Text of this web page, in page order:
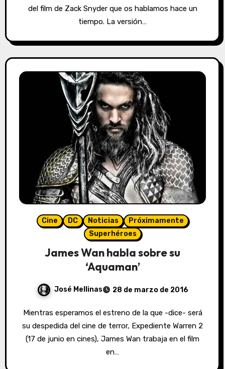
del film de Zack Snyder que os hablamos hace un
tiempo. La versión…
Cine DC Noticias
Próximamente
Superhéroes
James Wan habla sobre su
‘Aquaman’
José Mellinas 28 de marzo de 2016
Mientras esperamos el estreno de la que -dice- será
su despedida del cine de terror, Expediente Warren 2
(17 de junio en cines), James Wan trabaja en el film
en…